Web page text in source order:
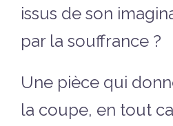
issus de son
par la souffrance ?
Une pièce qui
la coupe, en tout